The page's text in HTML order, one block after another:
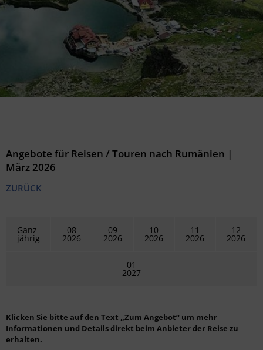
Angebote für Reisen / Touren nach Rumänien |
März 2026
ZURÜCK
Ganz-
jährig
08
2026
09
2026
10
2026
11
2026
12
2026
01
2027
Klicken Sie bitte auf den Text „Zum Angebot“ um mehr
Informationen und Details direkt beim Anbieter der Reise zu
erhalten.